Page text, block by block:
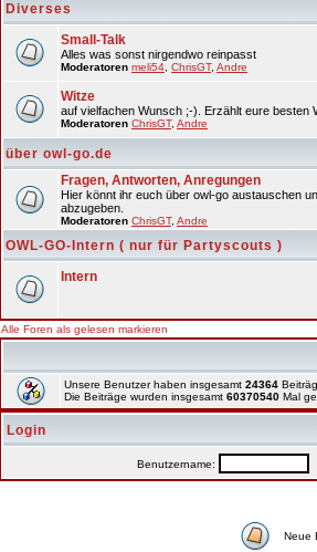
Diverses
Small-Talk
Alles was sonst nirgendwo reinpasst
Moderatoren meli54 ChrisGT, Andre
Witze
auf vielfachen Wunsch ;-). Erzählt eure besten
Moderatoren ChrisGT, Andre
über owl-go.de
Fragen, Antworten, Anregungen
Hier könnt ihr euch über owl-go austauschen
abzugeben.
Moderatoren ChrisGT, Andre
OWL-GO-Intern ( nur für Partyscouts )
Intern
Alle Foren als gelesen markieren
Unsere Benutzer haben insgesamt 24364
Die Beiträge wurden insgesamt 60370540 Mal
Login
Benutzername:
Neue